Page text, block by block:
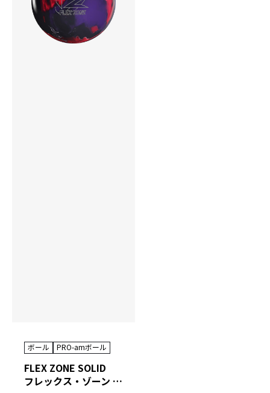
ボール PRO-amボール
FLEX ZONE SOLID
フレックス・ゾーン ソリッド